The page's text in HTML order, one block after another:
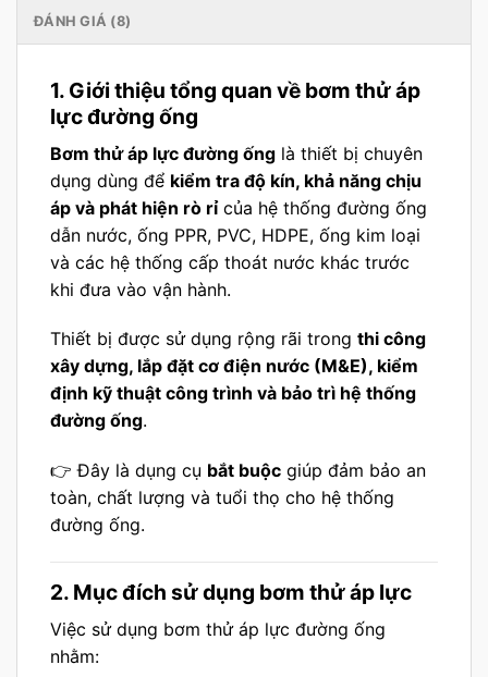
ĐÁNH GIÁ (8)
1. Giới thiệu tổng quan về bơm thử áp
lực đường ống
Bơm thử áp lực đường ống là thiết bị chuyên
dụng dùng để kiểm tra độ kín, khả năng chịu
áp và phát hiện rò rỉcủa hệ thống đường ống
dẫn nước, ống PPR, PVC, HDPE, ống kim loại
và các hệ thống cấp thoát nước khác trước
khi đưa vào vận hành.
Thiết bị được sử dụng rộng rãi trong thi công
xây dựng, lắp đặt cơ điện nước (M&E), kiểm
định kỹ thuật công trình và bảo trì hệ thống
đường ống.
👉 Đây là dụng cụ bắt buộc giúp đảm bảo an
toàn, chất lượng và tuổi thọ cho hệ thống
đường ống.
2. Mục đích sử dụng bơm thử áp lực
Việc sử dụng bơm thử áp lực đường ống
nhằm: